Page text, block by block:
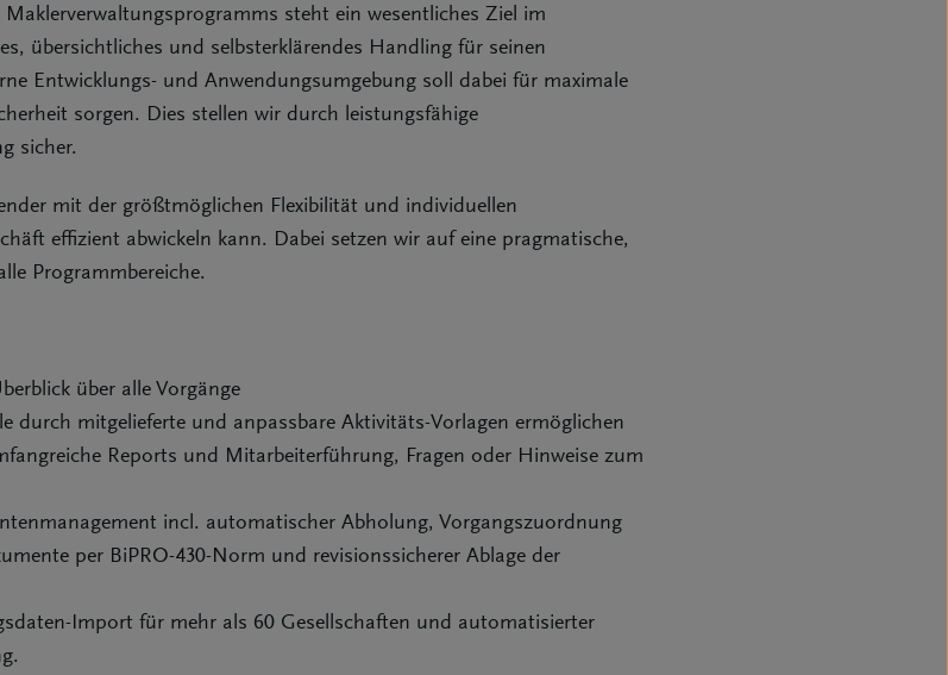
Maklerverwaltungsprogramms steht ein wesentliches Ziel im
übersichtliches und selbsterklärendes Handling für seinen
Entwicklungs- und Anwendungs­umgebung soll dabei für maximale
sorgen. Dies stellen wir durch leistungsfähige
sicher.
mit der größtmöglichen Flexibilität und individuellen
effizient abwickeln kann. Dabei setzen wir auf eine pragmatische,
Programmbereiche.
über alle Vorgänge
durch mitgelieferte und anpassbare Aktivitäts-Vorlagen ermöglichen
Reports und Mitarbeiterführung, Fragen oder Hinweise zum
incl. automatischer Abholung, Vorgangszuordnung
per BiPRO-430-Norm und revisionssicherer Ablage der
Import für mehr als 60 Gesellschaften und automatisierter